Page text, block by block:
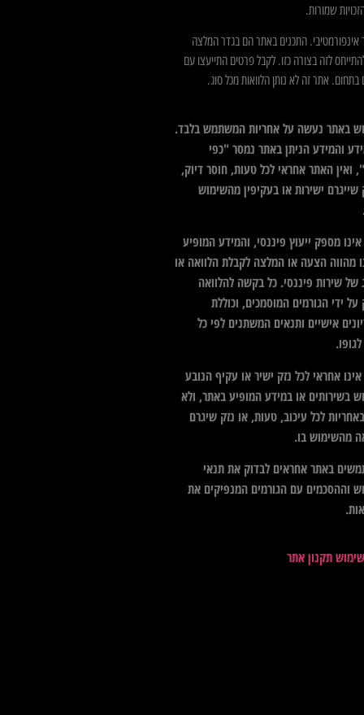
שמורות.
אינפורמטיבי. התכנים באתר הם בגדר המלצה
לזה בצורה כזו. לקבל פרטים התייעצו עם
בתחום. אתר זה לא נותן הלוואות מכל סוג.
באתר נעשה על אחריות המשתמש בלבד.
והמידע הניתן באתר נמסר "כפי
ואין האתר אחראי לכל טעות, חוסר דיוק,
שייגרם ישירות או בעקיפין מהשימוש
מספק ייעוץ פיננסי, והמידע המופיע
מהווה הצעה או המלצה לקבלת הלוואה או
של שירות פיננסי. כל בקשה להלוואה
על ידי הגורמים המוסמכים, וכוללת
אישיים ותנאים המשתנים לפי כל
אחראי לכל נזק ישיר או עקיף הנובע
בשירותים או במידע המופיע באתר, ולא
לכל עיכוב, טעות, או נזק שיגרם
מהשימוש בו.
באתר אחראים לבדוק את תנאי
וההסכמים עם הגורמים המנפיקים את
תקנון אתר